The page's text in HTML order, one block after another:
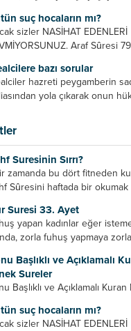
kişi başkasıyla
bozmalısın. 4- Hiçbir
suç hocaların mı?
sizler NASİHAT EDENLERİ
Araf Sûresi
hususunda bazen
bulunmuşuzdur.
gereken hususları sıralar
bazı sorular
hazreti peygamberin
yola çıkarak onun
yaptığı makam adına teşri
kelimesinin manasından...
Suresinin Sırrı?
zamanda bu dört fitneden
Sûresini haftada bir
algısı, yanlış din öğreten hoca
Dini doğru...
Suresi 33. Ayet
yapan kadınlar eğer
zorla fuhuş yapmaya
dünya hayatının
için fuhuş yapmaya
Başlıklı ve Açıklamalı
Sureler
Başlıklı ve Açıklamalı
suç hocaların mı?
sizler NASİHAT EDENLERİ